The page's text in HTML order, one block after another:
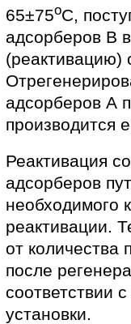
65±75оС,
адсорберов В
(реактивацию)
адсорберов А
производится
Реактивация
адсорберов
необходимого
реактивации.
от количества
после
соответствии
установки.